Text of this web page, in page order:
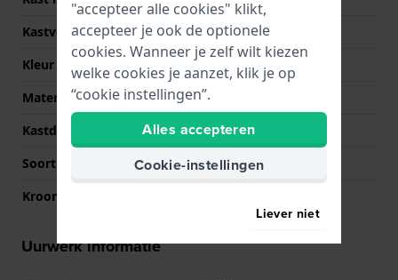
Kastvorm
Rond
Kleur kast
Zilver
Materiaal kastdeksel
Roestvrij staal
Kastdeksel
Doorzichtig
Soort glas
Saffier
Kroon
Uurwerk informatie
"accepteer alle cookies" klikt,
accepteer je ook de optionele
cookies. Wanneer je zelf wilt kiezen
welke cookies je aanzet, klik je op
“cookie instellingen”.
Alles accepteren
Cookie-instellingen
Liever niet